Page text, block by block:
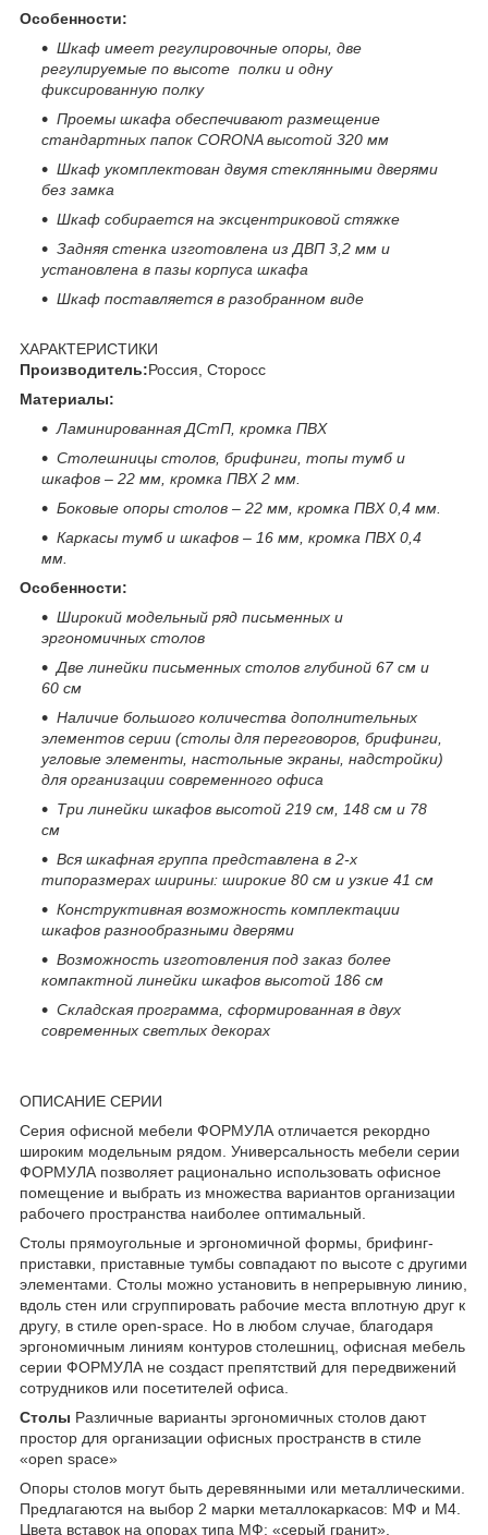
Особенности:
Шкаф имеет регулировочные опоры, две
регулируемые по высоте полки и одну
фиксированную полку
Проемы шкафа обеспечивают размещение
стандартных папок CORONAвысотой 320 мм
Шкаф укомплектован двумя стеклянными дверями
без замка
Шкаф собирается на эксцентриковой стяжке
Задняя стенка изготовлена из ДВП 3,2 мм и
установлена в пазы корпуса шкафа
Шкаф поставляется в разобранном виде
ХАРАКТЕРИСТИКИ
Производитель:Россия, Сторосс
Материалы:
Ламинированная ДСтП, кромка ПВХ
Столешницы столов, брифинги, топы тумб и
шкафов – 22 мм, кромка ПВХ 2 мм.
Боковые опоры столов – 22 мм, кромка ПВХ 0,4 мм.
Каркасы тумб и шкафов – 16 мм, кромка ПВХ 0,4
мм.
Особенности:
Широкий модельный ряд письменных и
эргономичных столов
Две линейки письменных столов глубиной 67 см и
60 см
Наличие большого количества дополнительных
элементов серии (столы для переговоров, брифинги,
угловые элементы, настольные экраны, надстройки)
для организации современного офиса
Три линейки шкафов высотой 219 см, 148 см и 78
см
Вся шкафная группа представлена в 2-х
типоразмерах ширины: широкие 80 см и узкие 41 см
Конструктивная возможность комплектации
шкафов разнообразными дверями
Возможность изготовления под заказ более
компактной линейки шкафов высотой 186 см
Складская программа, сформированная в двух
современных светлых декорах
ОПИСАНИЕ СЕРИИ
Серия офисной мебели ФОРМУЛА отличается рекордно
широким модельным рядом. Универсальность мебели серии
ФОРМУЛА позволяет рационально использовать офисное
помещение и выбрать из множества вариантов организации
рабочего пространства наиболее оптимальный.
Столы прямоугольные и эргономичной формы, брифинг-
приставки, приставные тумбы совпадают по высоте с другими
элементами. Столы можно установить в непрерывную линию,
вдоль стен или сгруппировать рабочие места вплотную друг к
другу, в стиле open-space. Но в любом случае, благодаря
эргономичным линиям контуров столешниц, офисная мебель
серии ФОРМУЛА не создаст препятствий для передвижений
сотрудников или посетителей офиса.
Столы Различные варианты эргономичных столов дают
простор для организации офисных пространств в стиле
«open space»
Опоры столов могут быть деревянными или металлическими.
Предлагаются на выбор 2 марки металлокаркасов: МФ и М4.
Цвета вставок на опорах типа МФ: «серый гранит».